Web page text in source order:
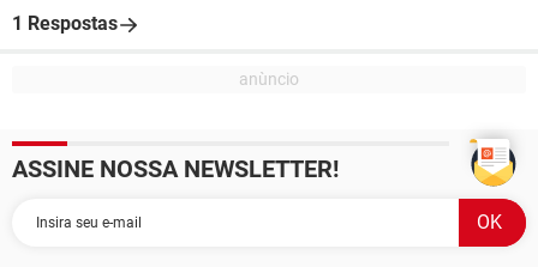
1 Respostas
ASSINE NOSSA NEWSLETTER!